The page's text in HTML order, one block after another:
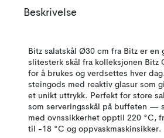
Beskrivelse
Bitz salatskål Ø30 cm fra Bitz er en
slitesterk skål fra kolleksjonen Bitz
for å brukes og verdsettes hver
steingods med reaktiv glasur som
et unikt uttrykk. Perfekt for store
som serveringsskål på buffeten —
med ovnssikkerhet opptil 220 °C,
til -18 °C og oppvaskmaskinsikker.